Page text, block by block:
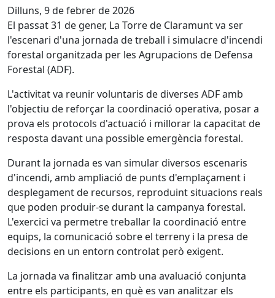
Dilluns, 9 de febrer de 2026
El passat 31 de gener, La Torre de Claramunt va ser
l'escenari d'una jornada de treball i simulacre d'incendi
forestal organitzada per les Agrupacions de Defensa
Forestal (ADF).
L'activitat va reunir voluntaris de diverses ADF amb
l'objectiu de reforçar la coordinació operativa, posar a
prova els protocols d'actuació i millorar la capacitat de
resposta davant una possible emergència forestal.
Durant la jornada es van simular diversos escenaris
d'incendi, amb ampliació de punts d'emplaçament i
desplegament de recursos, reproduint situacions reals
que poden produir-se durant la campanya forestal.
L'exercici va permetre treballar la coordinació entre
equips, la comunicació sobre el terreny i la presa de
decisions en un entorn controlat però exigent.
La jornada va finalitzar amb una avaluació conjunta
entre els participants, en què es van analitzar els